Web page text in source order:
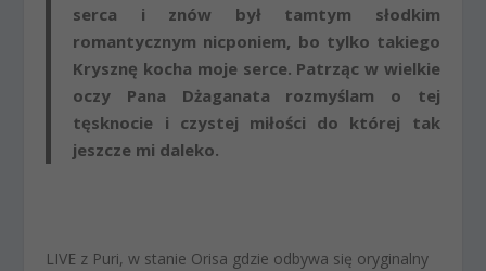
serca i znów był tamtym słodkim
romantycznym nicponiem, bo tylko takiego
Krysznę kocha moje serce. Patrząc w wielkie
oczy Pana Dżaganata rozmyślam o tej
tęsknocie i czystej miłości do której tak
jeszcze mi daleko.
LIVE z Puri, w stanie Orisa gdzie odbywa się oryginalny